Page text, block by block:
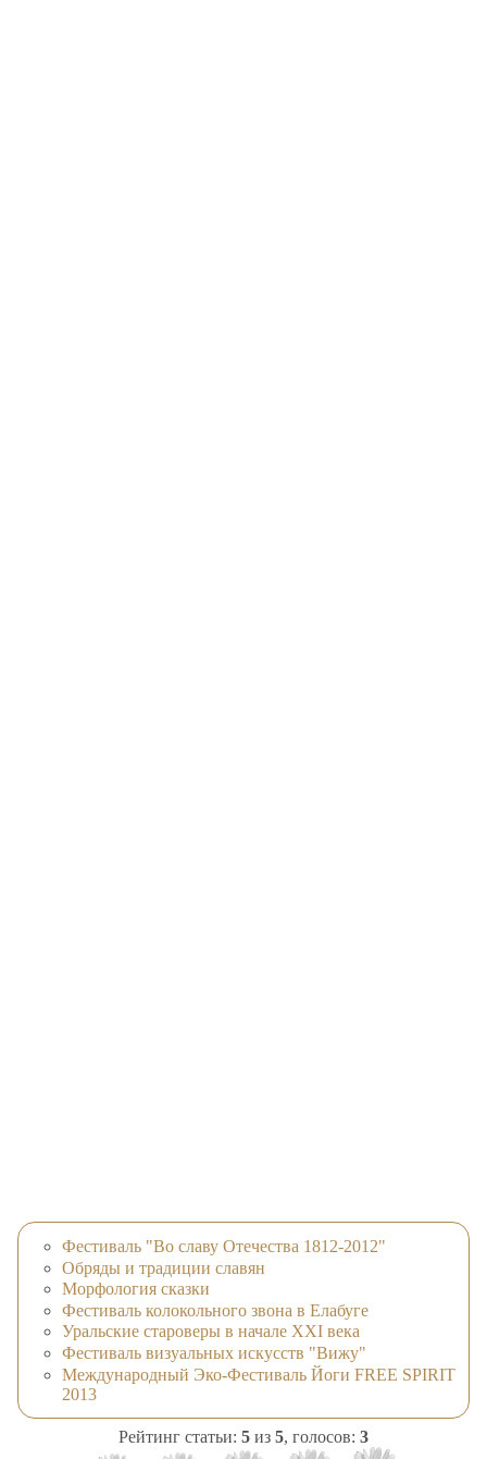
Фестиваль "Во славу Отечества 1812-2012"
Обряды и традиции славян
Морфология сказки
Фестиваль колокольного звона в Елабуге
Уральские староверы в начале XXI века
Фестиваль визуальных искусств "Вижу"
Международный Эко-Фестиваль Йоги FREE SPIRIT
2013
Рейтинг статьи: 5 из 5, голосов: 3